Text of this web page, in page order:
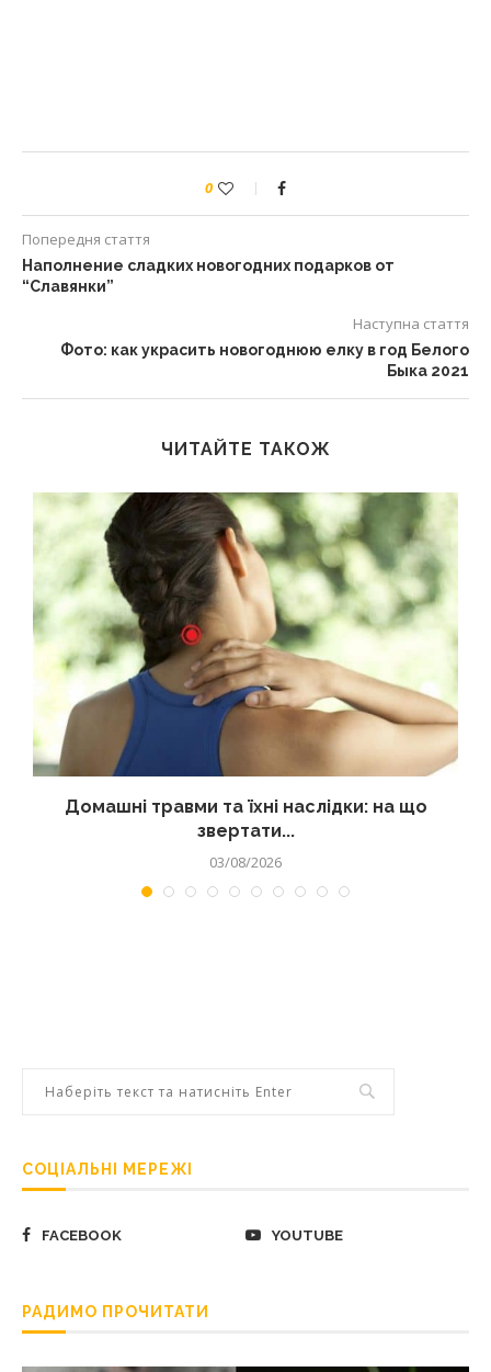
0
Попередня стаття
Наполнение сладких новогодних подарков от
“Славянки”
Наступна стаття
Фото: как украсить новогоднюю елку в год Белого
Быка 2021
ЧИТАЙТЕ ТАКОЖ
Домашні травми та їхні наслідки: на що
звертати...
03/08/2026
СОЦІАЛЬНІ МЕРЕЖІ
FACEBOOK YOUTUBE
РАДИМО ПРОЧИТАТИ